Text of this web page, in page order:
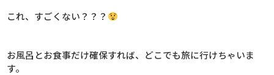
これ、すごくない？？？
お風呂とお食事だけ確保すれば、どこでも旅に行けちゃいま
す。